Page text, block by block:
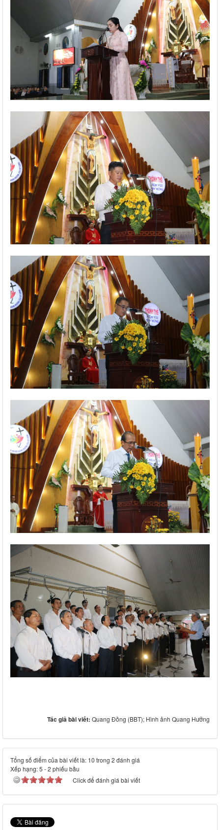
Tác giả bài viết: Quang Đồng (BBT); Hình ảnh Quang Hưởng
Tổng số điểm của bài viết là: 10 trong 2 đánh giá
Xếp hạng:5 -2 phiếu bầu
Click để đánh giá bài viết